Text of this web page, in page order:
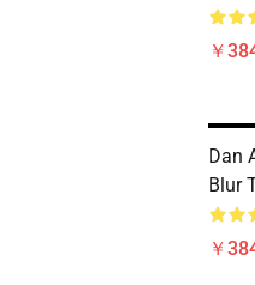
￥
Dan
Blur
￥